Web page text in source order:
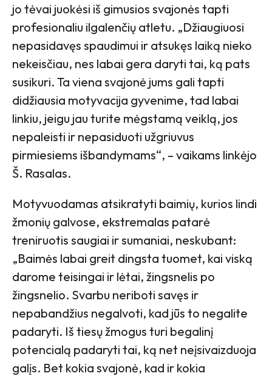
jo tėvai juokėsi iš gimusios svajonės tapti
profesionaliu ilgalenčių atletu. „Džiaugiuosi
nepasidavęs spaudimui ir atsukęs laiką nieko
nekeisčiau, nes labai gera daryti tai, ką pats
susikuri. Ta viena svajonė jums gali tapti
didžiausia motyvacija gyvenime, tad labai
linkiu, jeigu jau turite mėgstamą veiklą, jos
nepaleisti ir nepasiduoti užgriuvus
pirmiesiems išbandymams“, – vaikams linkėjo
Š. Rasalas.
Motyvuodamas atsikratyti baimių, kurios lindi
žmonių galvose, ekstremalas patarė
treniruotis saugiai ir sumaniai, neskubant:
„Baimės labai greit dingsta tuomet, kai viską
darome teisingai ir lėtai, žingsnelis po
žingsnelio. Svarbu neriboti savęs ir
nepabandžius negalvoti, kad jūs to negalite
padaryti. Iš tiesų žmogus turi begalinį
potencialą padaryti tai, ką net neįsivaizduoja
galįs. Bet kokia svajonė, kad ir kokia